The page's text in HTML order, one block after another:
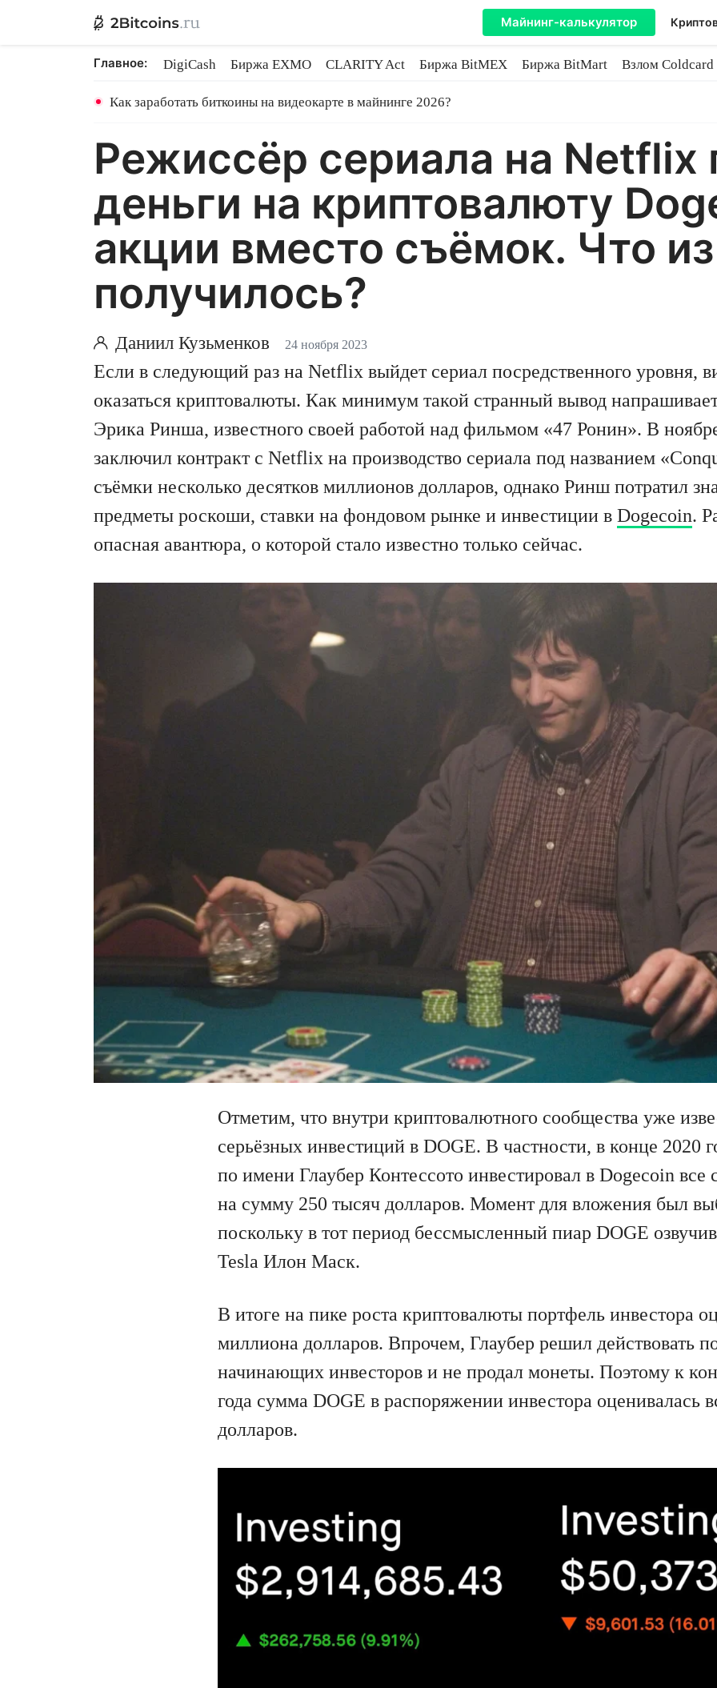
Майнинг-калькулятор
Главное: DigiCash Биржа EXMO CLARITY Act Биржа BitMEX Биржа BitMart
Взлом Coldcard
Как заработать биткоины на видеокарте в майнинге 2026?
Режиссёр сериала на Netflix
деньги на криптовалюту
акции вместо съёмок. Что из
получилось?
Даниил Кузьменков 24 ноября 2023
Если в следующий раз на Netflix выйдет сериал посредственного уровня,
оказаться криптовалюты. Как минимум такой странный вывод
Эрика Ринша, известного своей работой над фильмом «47 Ронин». В
заключил контракт с Netflix на производство сериала под названием
съёмки несколько десятков миллионов долларов, однако Ринш потратил
предметы роскоши, ставки на фондовом рынке и инвестиции в Dogecoin.
опасная авантюра, о которой стало известно только сейчас.
Отметим, что внутри криптовалютного сообщества уже
серьёзных инвестиций в DOGE. В частности, в конце
по имени Глаубер Контессото инвестировал в Dogecoin все
на сумму 250 тысяч долларов. Момент для вложения был
поскольку в тот период бессмысленный пиар DOGE
Tesla Илон Маск.
В итоге на пике роста криптовалюты портфель инвестора
миллиона долларов. Впрочем, Глаубер решил действовать
начинающих инвесторов и не продал монеты. Поэтому к
года сумма DOGE в распоряжении инвестора оценивалась
долларов.